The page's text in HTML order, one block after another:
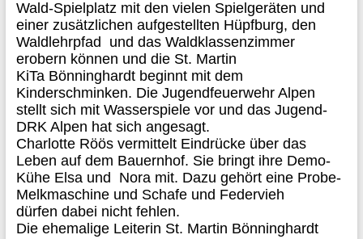
Wald-Spielplatz mit den vielen Spielgeräten und
einer zusätzlichen aufgestellten Hüpfburg, den
Waldlehrpfad und das Waldklassenzimmer
erobern können und die St. Martin
KiTa Bönninghardt beginnt mit dem
Kinderschminken. Die Jugendfeuerwehr Alpen
stellt sich mit Wasserspiele vor und das Jugend-
DRK Alpen hat sich angesagt.
Charlotte Röös vermittelt Eindrücke über das
Leben auf dem Bauernhof. Sie bringt ihre Demo-
Kühe Elsa und Nora mit. Dazu gehört eine Probe-
Melkmaschine und Schafe und Federvieh
dürfen dabei nicht fehlen.
Die ehemalige Leiterin St. Martin Bönninghardt